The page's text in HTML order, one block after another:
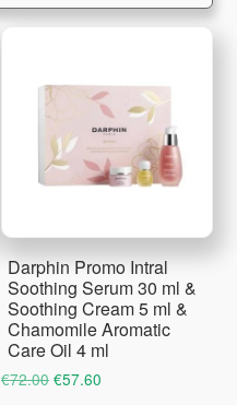
Darphin Promo Intral
Soothing Serum 30 ml &
Soothing Cream 5 ml &
Chamomile Aromatic
Care Oil 4 ml
€72.00 Original
€57.60